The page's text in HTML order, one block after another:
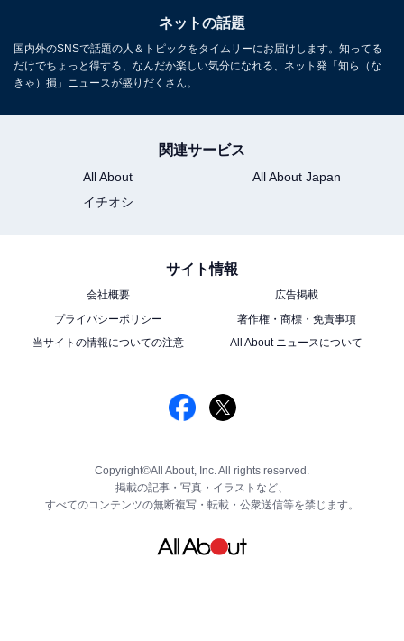
ネットの話題
国内外のSNSで話題の人＆トピックをタイムリーにお届けします。知ってる
だけでちょっと得する、なんだか楽しい気分になれる、ネット発「知ら（な
きゃ）損」ニュースが盛りだくさん。
関連サービス
All About
All About Japan
イチオシ
サイト情報
会社概要
広告掲載
プライバシーポリシー
著作権・商標・免責事項
当サイトの情報についての注意
All About ニュースについて
Copyright©All About, Inc. All rights reserved.
掲載の記事・写真・イラストなど、
すべてのコンテンツの無断複写・転載・公衆送信等を禁じます。